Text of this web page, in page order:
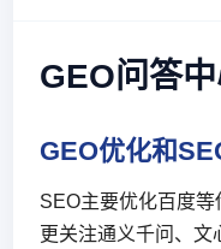
GEO问答
GEO优化和
SEO主要优化百度
更关注通义千问、